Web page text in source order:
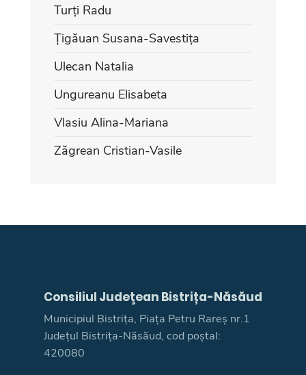
Turți Radu
Țigăuan Susana-Savestița
Ulecan Natalia
Ungureanu Elisabeta
Vlasiu Alina-Mariana
Zăgrean Cristian-Vasile
Consiliul Judeţean Bistrița-Năsăud
Municipiul Bistrița, Piața Petru Rareș nr.1
Județul Bistrița-Năsăud, cod poștal:
420080